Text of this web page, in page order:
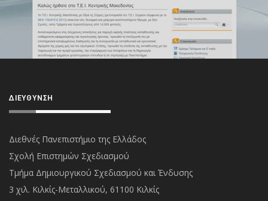
ΔΙΕΎΘΥΝΣΗ
Διεθνές Πανεπιστήμιο της Ελλάδος
Σχολή Επιστημών Σχεδιασμού
Τμήμα Δημιουργικού Σχεδιασμού και Ένδυσης
3 χιλ. Κιλκίς-Μεταλλικού, 61100 Κιλκίς